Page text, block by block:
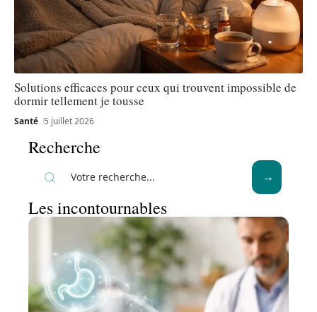
Solutions efficaces pour ceux qui trouvent impossible de
dormir tellement je tousse
Santé 5 juillet 2026
Recherche
Les incontournables